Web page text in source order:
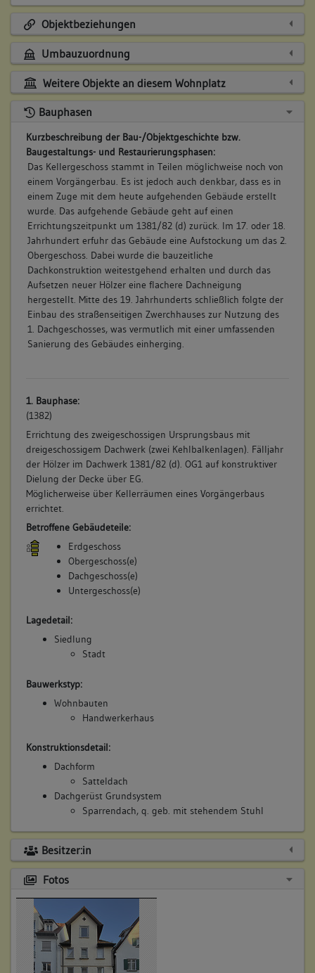
Objektbeziehungen
Umbauzuordnung
Weitere Objekte an diesem Wohnplatz
Bauphasen
Kurzbeschreibung der Bau-/Objektgeschichte bzw.
Baugestaltungs- und Restaurierungsphasen:
Das Kellergeschoss stammt in Teilen möglichweise noch von
einem Vorgängerbau. Es ist jedoch auch denkbar, dass es in
einem Zuge mit dem heute aufgehenden Gebäude erstellt
wurde. Das aufgehende Gebäude geht auf einen
Errichtungszeitpunkt um 1381/82 (d) zurück. Im 17. oder 18.
Jahrhundert erfuhr das Gebäude eine Aufstockung um das 2.
Obergeschoss. Dabei wurde die bauzeitliche
Dachkonstruktion weitestgehend erhalten und durch das
Aufsetzen neuer Hölzer eine flachere Dachneigung
hergestellt. Mitte des 19. Jahrhunderts schließlich folgte der
Einbau des straßenseitigen Zwerchhauses zur Nutzung des
1. Dachgeschosses, was vermutlich mit einer umfassenden
Sanierung des Gebäudes einherging.
1. Bauphase:
(1382)
Errichtung des zweigeschossigen Ursprungsbaus mit
dreigeschossigem Dachwerk (zwei Kehlbalkenlagen). Fälljahr
der Hölzer im Dachwerk 1381/82 (d). OG1 auf konstruktiver
Dielung der Decke über EG.
Möglicherweise über Kellerräumen eines Vorgängerbaus
errichtet.
Betroffene Gebäudeteile:
Erdgeschoss
Obergeschoss(e)
Dachgeschoss(e)
Untergeschoss(e)
Lagedetail:
Siedlung
Stadt
Bauwerkstyp:
Wohnbauten
Handwerkerhaus
Konstruktionsdetail:
Dachform
Satteldach
Dachgerüst Grundsystem
Sparrendach, q. geb. mit stehendem Stuhl
2. Bauphase:
(1600 - 1799)
Aufstockung des Gebäudes um OG2 in Fachwerkbauweise im
17. oder 18. Jahrhundert. Verlegung der Traufe auf die Höhe
der ersten Kehlbalkenlage durch den Einbau großer
"Aufschieblinge" über der bauzeitlichen Sparrenkonstruktion.
Betroffene Gebäudeteile:
Besitzer:in
Fotos